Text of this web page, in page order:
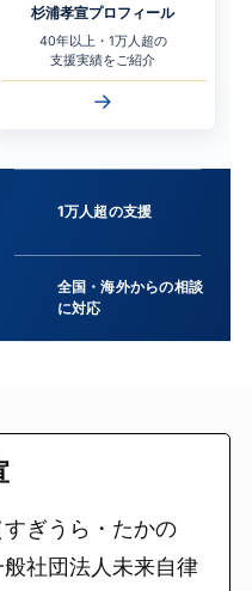
杉浦孝宣プロフィール
40年以上・1万人超の
支援実績をご紹介
→
1万人超の支援
全国・海外からの相談
に対応
ぎうら・たかの
社団法人未来自律